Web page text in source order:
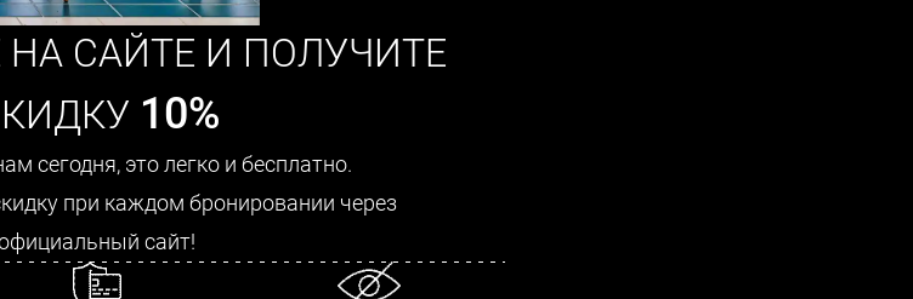
САЙТЕ И ПОЛУЧИТЕ
10%
сегодня, это легко и бесплатно.
при каждом бронировании через
сайт!